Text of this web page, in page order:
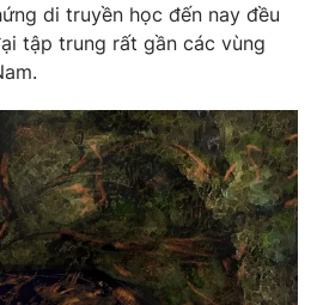
di truyền học đến nay đều
tập trung rất gần các vùng